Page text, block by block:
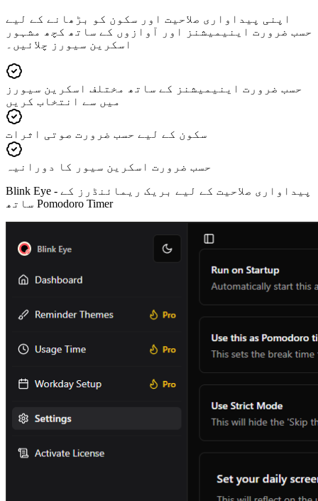
اپنی پیداواری صلاحیت اور سکون کو بڑھانے کے لیے
حسب ضرورت اینیمیشنز اور آوازوں کے ساتھ کچھ مشہور
اسکرین سیورز چلائیں۔
حسب ضرورت اینیمیشنز کے ساتھ مختلف اسکرین سیورز
میں سے انتخاب کریں
سکون کے لیے حسب ضرورت صوتی اثرات
حسب ضرورت اسکرین سیور کا دورانیہ
Blink Eye - پیداواری صلاحیت کے لیے بریک ریمائنڈرز کے
ساتھ Pomodoro Timer